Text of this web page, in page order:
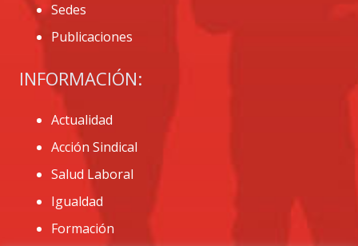
Sedes
Publicaciones
INFORMACIÓN:
Actualidad
Acción Sindical
Salud Laboral
Igualdad
Formación